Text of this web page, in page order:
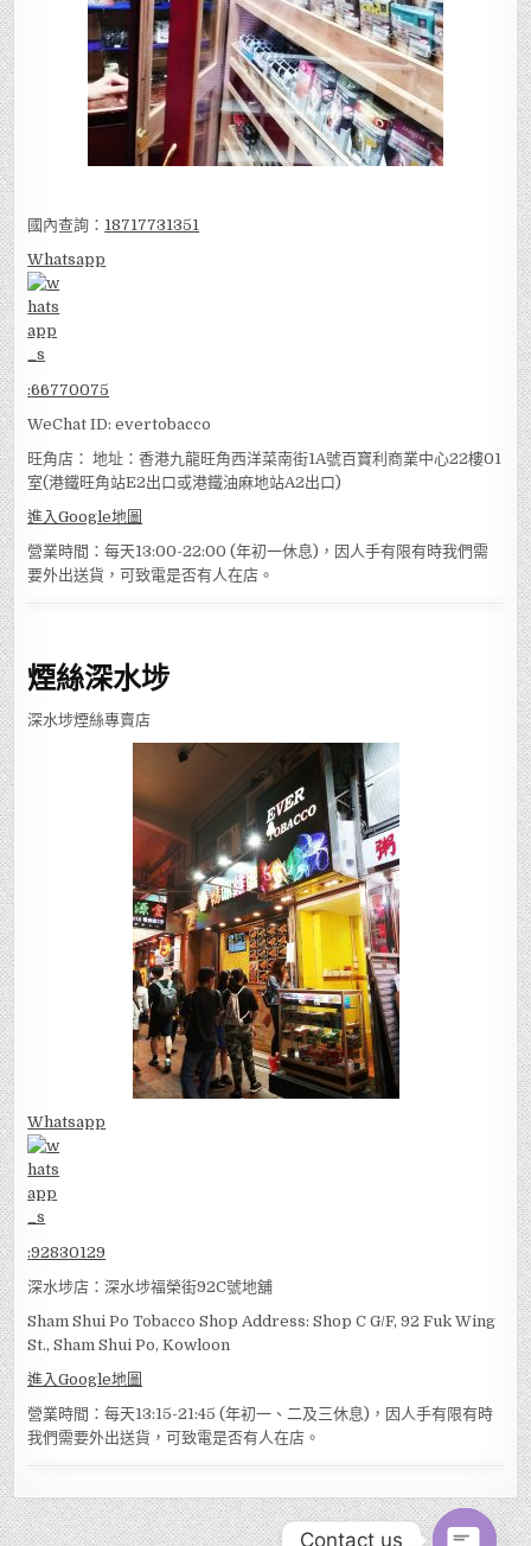
國內查詢： 18717731351
Whatsapp
:66770075
WeChat ID: evertobacco
旺角店： 地址：香港九龍旺角西洋菜南街1A號百寶利商業中心22樓01
室(港鐵旺角站E2出口或港鐵油麻地站A2出口)
進入Google地圖
營業時間：每天13:00-22:00 (年初一休息)，因人手有限有時我們需
要外出送貨，可致電是否有人在店。
煙絲深水埗
深水埗煙絲專賣店
Whatsapp
:92830129
深水埗店：深水埗福榮街92C號地舖
Sham Shui Po Tobacco Shop Address: Shop C G/F, 92 Fuk Wing
St., Sham Shui Po, Kowloon
進入Google地圖
營業時間：每天13:15-21:45 (年初一、二及三休息)，因人手有限有時
我們需要外出送貨，可致電是否有人在店。
Contact us